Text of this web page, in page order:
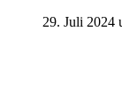
29. Juli 2024